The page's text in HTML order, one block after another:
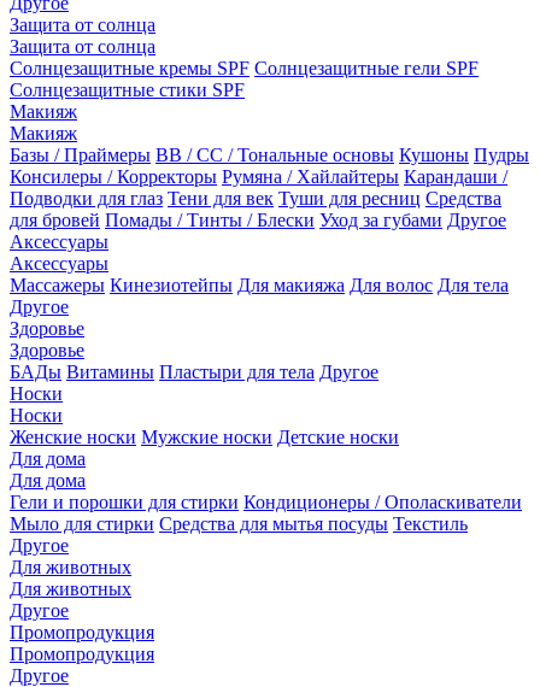
Защита от солнца
Защита от солнца
Солнцезащитные кремы SPF Солнцезащитные гели SPF
Солнцезащитные стики SPF
Макияж
Макияж
Базы / Праймеры BB / CC / Тональные основы Кушоны Пудры
Консилеры / Корректоры Румяна / Хайлайтеры Карандаши /
Подводки для глаз Тени для век Туши для ресниц Средства
для бровей Помады / Тинты / Блески Уход за губами Другое
Аксессуары
Аксессуары
Массажеры Кинезиотейпы Для макияжа Для волос Для тела
Другое
Здоровье
Здоровье
БАДы Витамины Пластыри для тела Другое
Носки
Носки
Женские носки Мужские носки Детские носки
Для дома
Для дома
Гели и порошки для стирки Кондиционеры / Ополаскиватели
Мыло для стирки Средства для мытья посуды Текстиль
Другое
Для животных
Для животных
Другое
Промопродукция
Промопродукция
Другое